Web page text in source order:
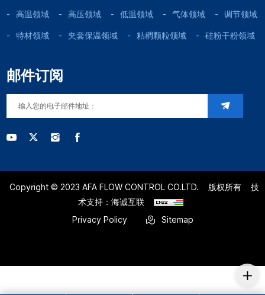
高温领域 高压领域 低温领域 气体领域 调节领域
特材领域 夹套保温领域 粘稠颗粒领域 硅粉干粉领域
邮件订阅
Copyright © 2023 AFA FLOW CONTROL CO.LTD. 版权所有
技
术支持：海诚互联
Privacy Policy
Sitemap